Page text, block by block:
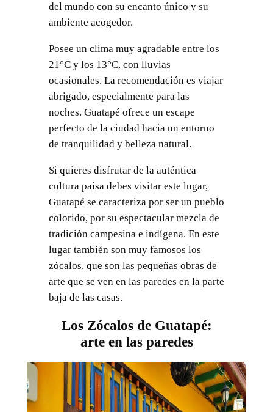
del mundo con su encanto único y su
ambiente acogedor.
Posee un clima muy agradable entre los
21°C y los 13°C, con lluvias
ocasionales. La recomendación es viajar
abrigado, especialmente para las
noches. Guatapé ofrece un escape
perfecto de la ciudad hacia un entorno
de tranquilidad y belleza natural.
Si quieres disfrutar de la auténtica
cultura paisa debes visitar este lugar,
Guatapé se caracteriza por ser un pueblo
colorido, por su espectacular mezcla de
tradición campesina e indígena. En este
lugar también son muy famosos los
zócalos, que son las pequeñas obras de
arte que se ven en las paredes en la parte
baja de las casas.
Los Zócalos de Guatapé:
arte en las paredes